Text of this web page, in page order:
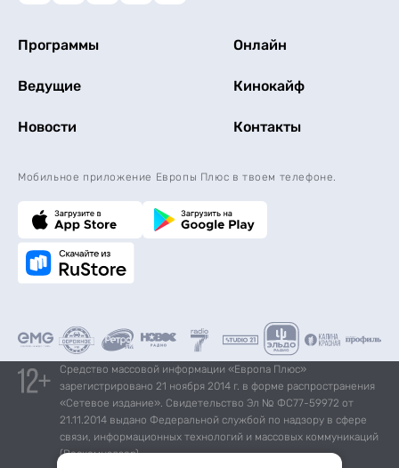
Программы Онлайн
Ведущие Кинокайф
Новости Контакты
Мобильное приложение Европы Плюс в твоем телефоне.
Средство массовой информации «Европа Плюс»
зарегистрировано 21 ноября 2014 г. в форме распространения
«Сетевое издание». Свидетельство Эл № ФС77-59972 от
21.11.2014 выдано Федеральной службой по надзору в сфере
связи, информационных технологий и массовых коммуникаций
(Роскомнадзор).